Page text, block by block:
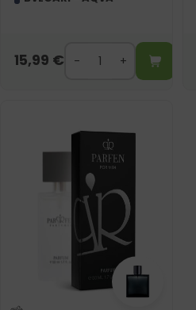
15,99 €